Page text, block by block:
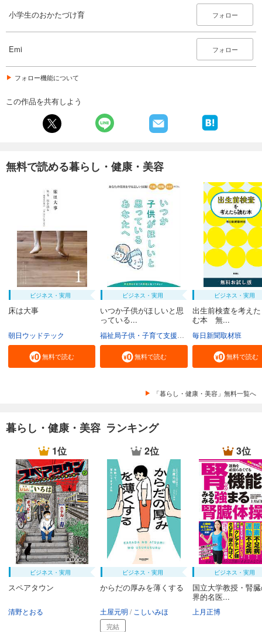
小学生のおかたづけ育 フォロー
Emi フォロー
フォロー機能について
この作品を共有しよう
無料で読める暮らし・健康・美容
ビジネス・実用
床は大事
朝日ウッドテック
無料で読む
ビジネス・実用
いつか子供がほしいと思
っている...
東京都
無料で読む
ビジネス・実用
出生前検査を考え
む本 無...
毎日新聞取材班
無料で読む
「暮らし・健康・美容」無料一覧へ
暮らし・健康・美容 ランキング
1位
ビジネス・実用
スペアタウン
清野とおる
2位
ビジネス・実用
からだの厚みを薄くする
土屋元明 こしいみほ
完結
3位
ビジネス・実用
国立大学教授・腎
界的名医...
上月正博